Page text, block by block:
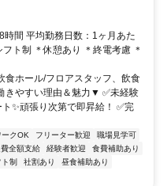
間 平均勤務日数：1ヶ月あた
ト制 ＊休憩あり ＊終電考慮 ＊
食ホール/フロアスタッフ、飲食
きやすい理由＆魅力▼ ✅未経験
✨頑張り次第で即昇給！ ✅完
ークOK フリーター歓迎
職場見学可
全額支給 経験者歓迎
食費補助あり
制 社割あり
昼食補助あり